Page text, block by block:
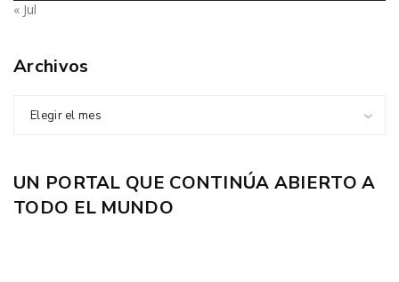
« Jul
Archivos
Elegir el mes
UN PORTAL QUE CONTINÚA ABIERTO A
TODO EL MUNDO